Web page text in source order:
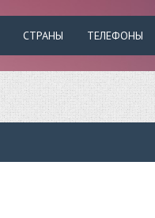
СТРАНЫ ТЕЛЕФОНЫ